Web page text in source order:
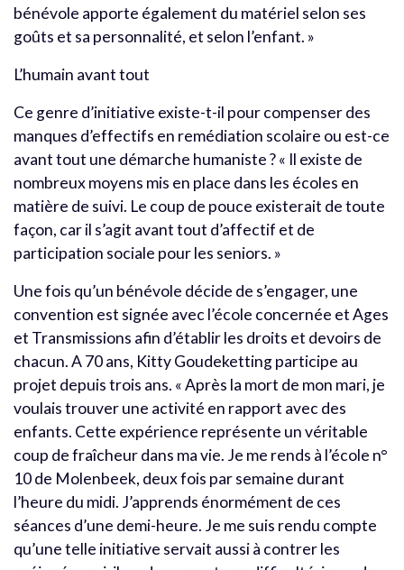
bénévole apporte également du matériel selon ses
goûts et sa personnalité, et selon l’enfant. »
L’humain avant tout
Ce genre d’initiative existe-t-il pour compenser des
manques d’effectifs en remédiation scolaire ou est-ce
avant tout une démarche humaniste ? « Il existe de
nombreux moyens mis en place dans les écoles en
matière de suivi. Le coup de pouce existerait de toute
façon, car il s’agit avant tout d’affectif et de
participation sociale pour les seniors. »
Une fois qu’un bénévole décide de s’engager, une
convention est signée avec l’école concernée et Ages
et Transmissions afin d’établir les droits et devoirs de
chacun. A 70 ans, Kitty Goudeketting participe au
projet depuis trois ans. « Après la mort de mon mari, je
voulais trouver une activité en rapport avec des
enfants. Cette expérience représente un véritable
coup de fraîcheur dans ma vie. Je me rends à l’école n°
10 de Molenbeek, deux fois par semaine durant
l’heure du midi. J’apprends énormément de ces
séances d’une demi-heure. Je me suis rendu compte
qu’une telle initiative servait aussi à contrer les